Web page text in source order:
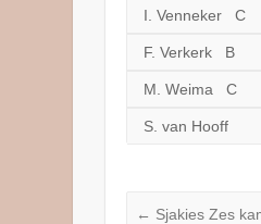
I. Venneker C
F. Verkerk B
M. Weima C
S. van Hooff
← Sjakies Zes